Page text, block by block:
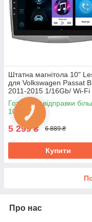
Штатна магнітола 10"
для Volkswagen Passat
2011-2015 1/16Gb/ Wi-Fi
Optima Вольксваген
Готово до відправки
100 од.
5 299₴ 6 889 ₴
Купити
Про нас